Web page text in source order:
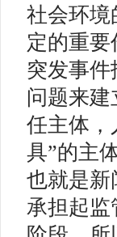
社会环境
定的重
突发事
问题来
任主体，
具”的主
也就是新
承担起监